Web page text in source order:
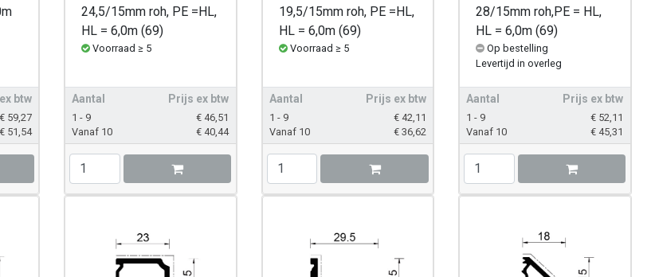
btw
€ 59,27
€ 51,54
24,5/15mm roh, PE =HL,
HL = 6,0m (69)
Voorraad ≥ 5
Aantal Prijs ex btw
1 - 9 € 46,51
Vanaf 10
€ 40,44
19,5/15mm roh, PE =HL,
HL = 6,0m (69)
Voorraad ≥ 5
Aantal Prijs ex btw
1 - 9 € 42,11
Vanaf 10
€ 36,62
28/15mm roh,PE = HL,
HL = 6,0m (69)
Op bestelling
Levertijd in overleg
Aantal Prijs ex btw
1 - 9 € 52,11
Vanaf 10
€ 45,31